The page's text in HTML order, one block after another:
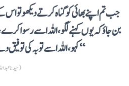
بن جاؤ کہ یوں کہنے لگو، اللہ اسے رسوا
کہو، اللہ اسے توبہ کی توفیق دے، اللہ اس کی مغفرت فرمائے۔“
(سيدنا عبد الله بن مسعود رضى الله عنه | مكارم الأخلاق للطبراني : ٣٥)